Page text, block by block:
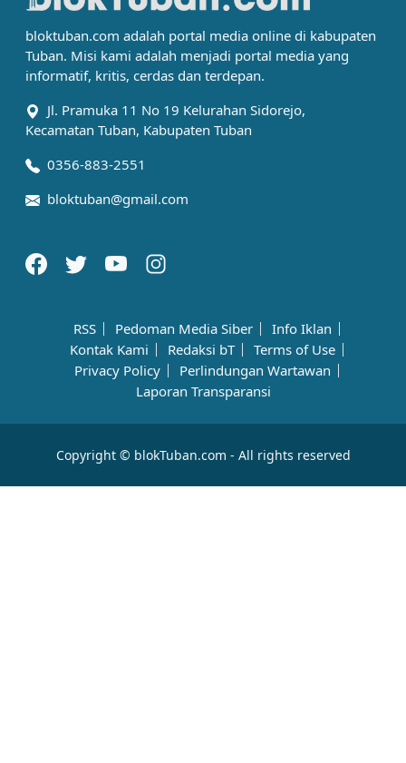
bloktuban.com adalah portal media online di kabupaten
Tuban. Misi kami adalah menjadi portal media yang
informatif, kritis, cerdas dan terdepan.
Jl. Pramuka 11 No 19 Kelurahan Sidorejo,
Kecamatan Tuban, Kabupaten Tuban
0356-883-2551
bloktuban@gmail.com
RSS Pedoman Media Siber
Info Iklan
Kontak Kami
Redaksi bT
Terms of Use
Privacy Policy
Perlindungan Wartawan
Laporan Transparansi
Copyright © blokTuban.com - All rights reserved